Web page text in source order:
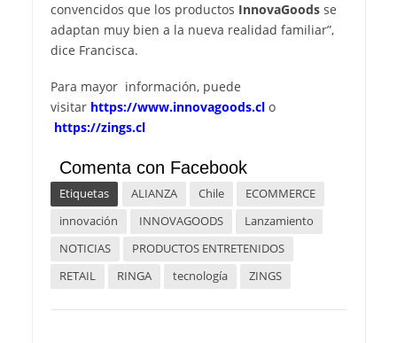
convencidos que los productos InnovaGoodsse
adaptan muy bien a la nueva realidad familiar”,
dice Francisca.
Para mayor información, puede
visitar https://www.innovagoods.clo
https://zings.cl
Comenta con Facebook
Etiquetas ALIANZA Chile
ECOMMERCE
innovación
INNOVAGOODS
Lanzamiento
NOTICIAS
PRODUCTOS ENTRETENIDOS
RETAIL
RINGA tecnología ZINGS